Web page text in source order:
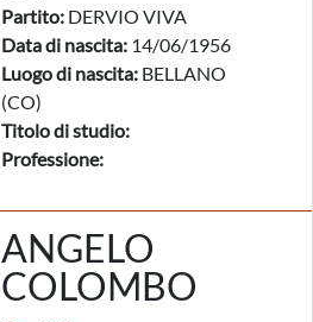
Partito: DERVIO VIVA
Data di nascita: 14/06/1956
Luogo di nascita: BELLANO
(CO)
Titolo di studio:
Professione:
ANGELO
COLOMBO